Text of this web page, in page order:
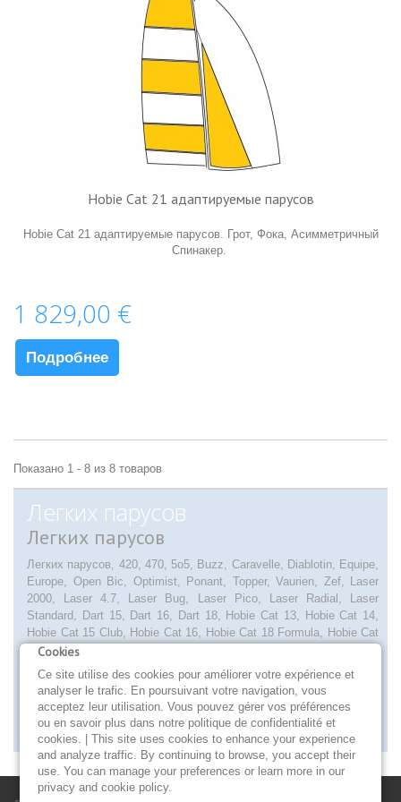
Hobie Cat 21 адаптируемые парусов
Hobie Cat 21 адаптируемые парусов. Грот, Фока, Aсимметричный
Спинакер.
1 829,00 €
Подробнее
Показано 1 - 8 из 8 товаров
Легких парусов
Легких парусов
Легких парусов, 420, 470, 5o5, Buzz, Caravelle, Diablotin, Equipe,
Europe, Open Bic, Optimist, Ponant, Topper, Vaurien, Zef, Laser
2000, Laser 4.7, Laser Bug, Laser Pico, Laser Radial, Laser
Standard, Dart 15, Dart 16, Dart 18, Hobie Cat 13, Hobie Cat 14,
Hobie Cat 15 Club, Hobie Cat 16, Hobie Cat 18 Formula, Hobie Cat
18 Pacific, Hobie Cat 21, Hobie Cat 21 Formula, Hobie Cat Bravo,
Hobie Cat Dragoon, Hobie Cat T2 ou Tatoo, Hobbie Cat Teddy,
Hobie Cat Twixxy, Hobie Cat Wave, Nacra 5.0, Nacra 5.5, Nacra
5.7, Nacra 5.8, Nacra 500, SL 15.5, SL 16, SL 5.2, Topaz 14,
Topaz 16S.
Подробнее
Cookies
Ce site utilise des cookies pour améliorer votre expérience et
analyser le trafic. En poursuivant votre navigation, vous
acceptez leur utilisation. Vous pouvez gérer vos préférences
ou en savoir plus dans notre politique de confidentialité et
cookies. | This site uses cookies to enhance your experience
and analyze traffic. By continuing to browse, you accept their
use. You can manage your preferences or learn more in our
privacy and cookie policy.